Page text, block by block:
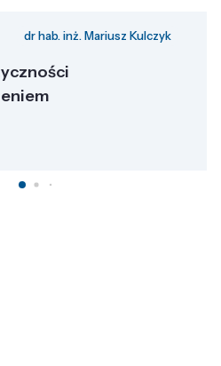
dr hab. inż. Mariusz Kulczyk